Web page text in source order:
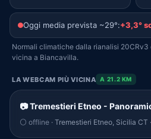
Oggi media prevista ~29°:+3,3°
Normali climatiche dalla rianalisi 20CRv3
vicina a Biancavilla.
LA WEBCAM PIÙ VICINA A 21.2 KM
📷 Tremestieri Etneo -
⚪ offline · Tremestieri Etneo, Sicilia CT ·